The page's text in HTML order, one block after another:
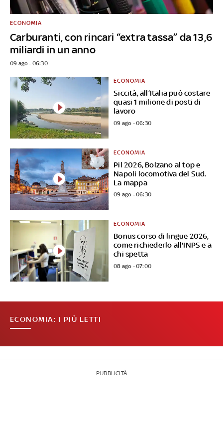
Carburanti, con rincari “extra tassa” da 13,6
miliardi in un anno
ECONOMIA
09 ago - 06:30
Siccità, all’Italia può costare
quasi 1 milione di posti di
lavoro
ECONOMIA
09 ago - 06:30
Pil 2026, Bolzano al top e
Napoli locomotiva del Sud.
La mappa
ECONOMIA
09 ago - 06:30
Bonus corso di lingue 2026,
come richiederlo all'INPS e a
chi spetta
ECONOMIA
08 ago - 07:00
ECONOMIA: I PIÙ LETTI
PUBBLICITÀ